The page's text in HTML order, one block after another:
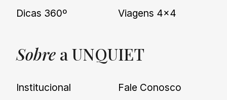
Dicas 360º Viagens 4×4
Sobre a UNQUIET
Institucional Fale Conosco